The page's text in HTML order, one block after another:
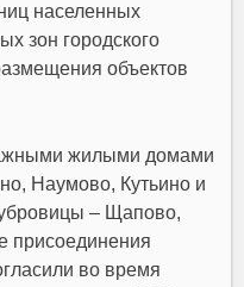
населенных
зон городского
объектов
жилыми домами
Наумово, Кутьино и
– Щапово,
присоединения
во время